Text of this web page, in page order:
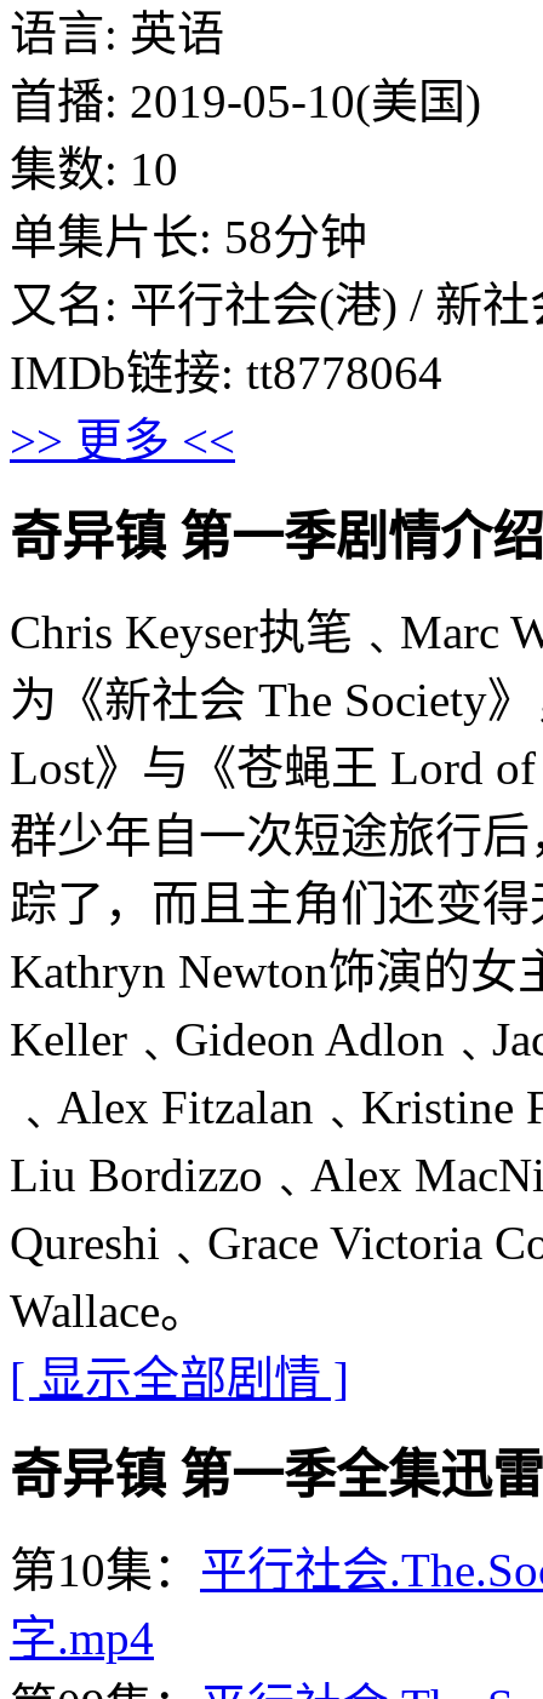
语言: 英语
首播: 2019-05-10(美国)
集数: 10
单集片长: 58分钟
又名: 平行社会(港) / 新
IMDb链接: tt8778064
>> 更多 <<
奇异镇 第一季剧情介绍
Chris Keyser执笔﹑Marc
为《新社会 The Society
Lost》与《苍蝇王 Lord
群少年自一次短途旅行
踪了，而且主角们还变
Kathryn Newton饰演的
Keller﹑Gideon
﹑Alex Fitzalan﹑Kristine
Liu Bordizzo﹑Alex
Qureshi﹑Grace Victoria
Wallace。
[ 显示全部剧情 ]
奇异镇 第一季全集迅雷
第10集： 平行社会
字.mp4